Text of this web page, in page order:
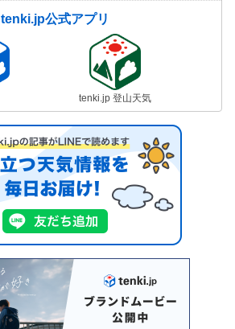
tenki.jp公式アプリ
tenki.jp 登山天気